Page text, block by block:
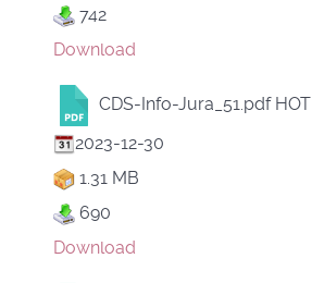
742
Download
CDS-Info-Jura_51.pdf HOT
2023-12-30
1.31 MB
690
Download